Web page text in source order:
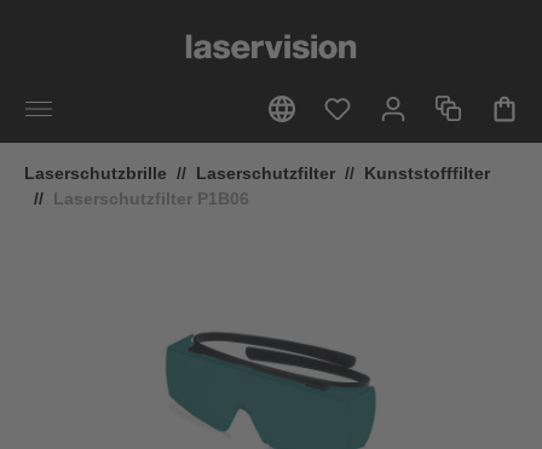
Laserschutzbrille // Laserschutzfilter // Kunststofffilter
// Laserschutzfilter P1B06